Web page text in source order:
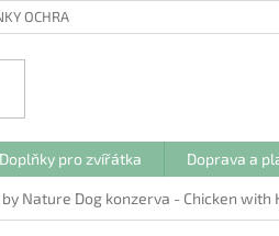
OCHRANY OSOBNÍCH ÚDAJŮ
Doplňky pro zvířátka Doprava a
Nature Dog konzerva - Chicken with